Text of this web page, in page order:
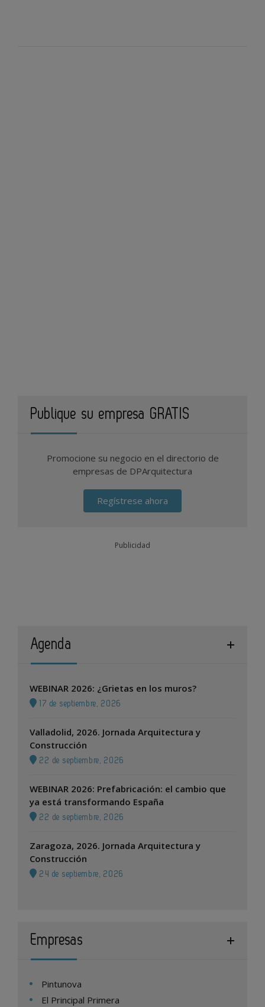
Publique su empresa GRATIS
Promocione su negocio en el directorio de
empresas de DPArquitectura
Regístrese ahora
Publicidad
Agenda
WEBINAR 2026: ¿Grietas en los muros?
17 de septiembre, 2026
Valladolid, 2026. Jornada Arquitectura y
Construcción
22 de septiembre, 2026
WEBINAR 2026: Prefabricación: el cambio que
ya está transformando España
22 de septiembre, 2026
Zaragoza, 2026. Jornada Arquitectura y
Construcción
24 de septiembre, 2026
Empresas
Pintunova
El Principal Primera